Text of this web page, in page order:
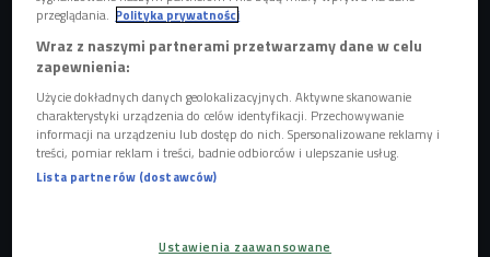
przeglądania. Polityka prywatności
Wraz z naszymi partnerami przetwarzamy dane w celu
zapewnienia:
Użycie dokładnych danych geolokalizacyjnych. Aktywne skanowanie
charakterystyki urządzenia do celów identyfikacji. Przechowywanie
informacji na urządzeniu lub dostęp do nich. Spersonalizowane reklamy i
treści, pomiar reklam i treści, badnie odbiorców i ulepszanie usług.
Lista partnerów (dostawców)
Ustawienia zaawansowane